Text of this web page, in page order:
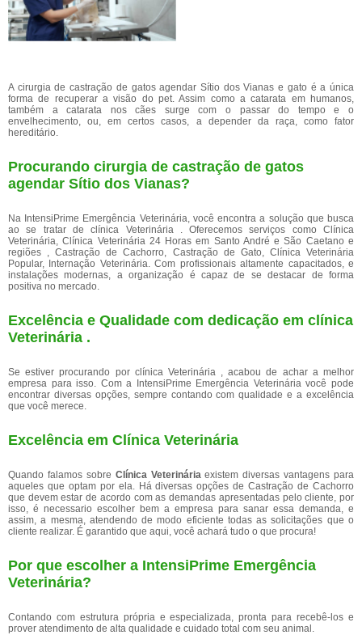
A cirurgia de castração de gatos agendar Sítio dos Vianas e gato é a única
forma de recuperar a visão do pet. Assim como a catarata em humanos,
também a catarata nos cães surge com o passar do tempo e o
envelhecimento, ou, em certos casos, a depender da raça, como fator
hereditário.
Procurando cirurgia de castração de gatos
agendar Sítio dos Vianas?
Na IntensiPrime Emergência Veterinária, você encontra a solução que busca
ao se tratar de clínica Veterinária . Oferecemos serviços como Clínica
Veterinária, Clínica Veterinária 24 Horas em Santo André e São Caetano e
regiões , Castração de Cachorro, Castração de Gato, Clínica Veterinária
Popular, Internação Veterinária. Com profissionais altamente capacitados, e
instalações modernas, a organização é capaz de se destacar de forma
positiva no mercado.
Excelência e Qualidade com dedicação em clínica
Veterinária .
Se estiver procurando por clínica Veterinária , acabou de achar a melhor
empresa para isso. Com a IntensiPrime Emergência Veterinária você pode
encontrar diversas opções, sempre contando com qualidade e a excelência
que você merece.
Excelência em Clínica Veterinária
Quando falamos sobre Clínica Veterináriaexistem diversas vantagens para
aqueles que optam por ela. Há diversas opções de Castração de Cachorro
que devem estar de acordo com as demandas apresentadas pelo cliente, por
isso, é necessario escolher bem a empresa para sanar essa demanda, e
assim, a mesma, atendendo de modo eficiente todas as solicitações que o
cliente realizar. É garantido que aqui, você achará tudo o que procura!
Por que escolher a IntensiPrime Emergência
Veterinária?
Contando com estrutura própria e especializada, pronta para recebê-los e
prover atendimento de alta qualidade e cuidado total com seu animal.